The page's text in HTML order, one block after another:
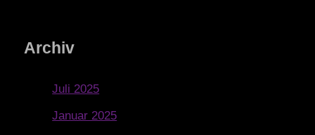
Archiv
Juli 2025
Januar 2025